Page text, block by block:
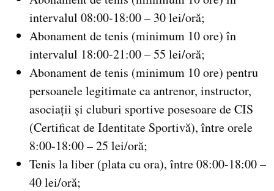
intervalul 08:00-18:00 – 30 lei/oră;
Abonament de tenis (minimum 10 ore) în
intervalul 18:00-21:00 – 55 lei/oră;
Abonament de tenis (minimum 10 ore) pentru
persoanele legitimate ca antrenor, instructor,
asociații și cluburi sportive posesoare de CIS
(Certificat de Identitate Sportivă), între orele
8:00-18:00 – 25 lei/oră;
Tenis la liber (plata cu ora), între 08:00-18:00 –
40 lei/oră;